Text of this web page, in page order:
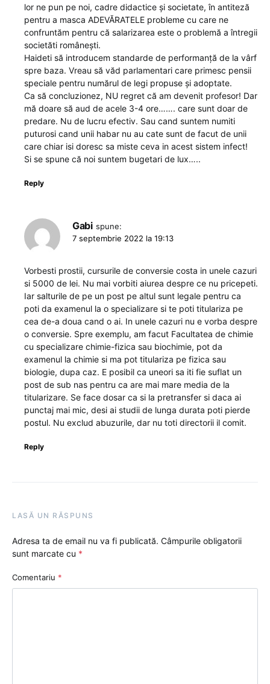
lor ne pun pe noi, cadre didactice și societate, în antiteză
pentru a masca ADEVĂRATELE probleme cu care ne
confruntăm pentru că salarizarea este o problemă a întregii
societăti românești.
Haideti să introducem standarde de performanță de la vârf
spre baza. Vreau să văd parlamentari care primesc pensii
speciale pentru numărul de legi propuse și adoptate.
Ca să concluzionez, NU regret că am devenit profesor! Dar
mă doare să aud de acele 3-4 ore……. care sunt doar de
predare. Nu de lucru efectiv. Sau cand suntem numiti
puturosi cand unii habar nu au cate sunt de facut de unii
care chiar isi doresc sa miste ceva in acest sistem infect!
Si se spune că noi suntem bugetari de lux…..
Reply
Gabi spune:
7 septembrie 2022 la 19:13
Vorbesti prostii, cursurile de conversie costa in unele cazuri
si 5000 de lei. Nu mai vorbiti aiurea despre ce nu pricepeti.
Iar salturile de pe un post pe altul sunt legale pentru ca
poti da examenul la o specializare si te poti titulariza pe
cea de-a doua cand o ai. In unele cazuri nu e vorba despre
o conversie. Spre exemplu, am facut Facultatea de chimie
cu specializare chimie-fizica sau biochimie, pot da
examenul la chimie si ma pot titulariza pe fizica sau
biologie, dupa caz. E posibil ca uneori sa iti fie suflat un
post de sub nas pentru ca are mai mare media de la
titularizare. Se face dosar ca si la pretransfer si daca ai
punctaj mai mic, desi ai studii de lunga durata poti pierde
postul. Nu exclud abuzurile, dar nu toti directorii il comit.
Reply
LASĂ UN RĂSPUNS
Adresa ta de email nu va fi publicată. Câmpurile obligatorii
sunt marcate cu *
Comentariu *